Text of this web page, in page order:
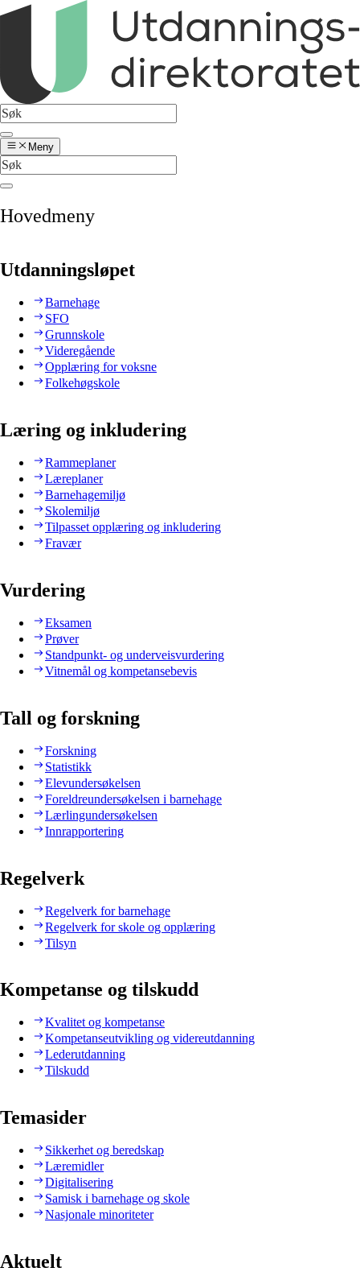
Meny
Hovedmeny
Utdanningsløpet
Barnehage
SFO
Grunnskole
Videregående
Opplæring for voksne
Folkehøgskole
Læring og inkludering
Rammeplaner
Læreplaner
Barnehagemiljø
Skolemiljø
Tilpasset opplæring og inkludering
Fravær
Vurdering
Eksamen
Prøver
Standpunkt- og underveisvurdering
Vitnemål og kompetansebevis
Tall og forskning
Forskning
Statistikk
Elevundersøkelsen
Foreldreundersøkelsen i barnehage
Lærlingundersøkelsen
Innrapportering
Regelverk
Regelverk for barnehage
Regelverk for skole og opplæring
Tilsyn
Kompetanse og tilskudd
Kvalitet og kompetanse
Kompetanseutvikling og videreutdanning
Lederutdanning
Tilskudd
Temasider
Sikkerhet og beredskap
Læremidler
Digitalisering
Samisk i barnehage og skole
Nasjonale minoriteter
Aktuelt